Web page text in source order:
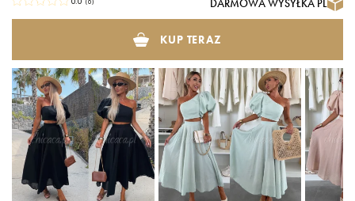
0.0 (0) DARMOWA WYSYŁKA PL
KUP TERAZ